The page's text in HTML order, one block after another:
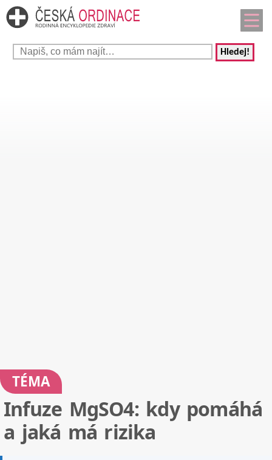
Hledej!
TÉMA
Infuze MgSO4: kdy pomáhá
a jaká má rizika